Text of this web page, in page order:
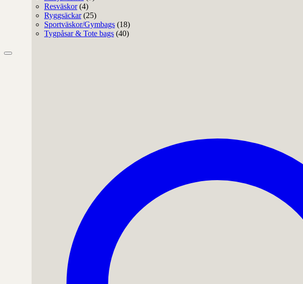
Resväskor (4)
Ryggsäckar (25)
Sportväskor/Gymbags (18)
Tygpåsar & Tote bags (40)